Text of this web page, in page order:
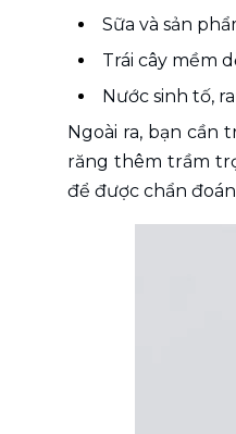
Sữa và sản
Trái cây mềm
Nước sinh tố,
Ngoài ra, bạn
răng thêm trầm
để được chẩn